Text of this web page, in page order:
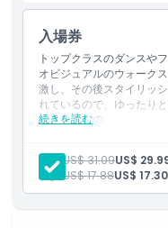
含まれるもの
子供／大人ポリシー
注意事項
入場券
トップクラスのダンスや
オビジュアルのウォーク
激し、その後スタイリッ
れているので、ゆったり
続きを読む
含まれるもの
パフォーマーによる
アメイズラウンジへの
ロッカーの利用
大人: US$ 31.09US$
子供:
US$ 17.88US$ 17.30